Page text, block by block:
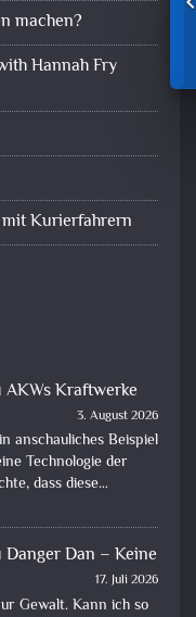
machen?
Hannah Fry
Kurierfahrern
AKWs Kraftwerke
3. August 2026
anschauliches Beispiel
Technologie der
dass diese…
Danger Dan – Keine
17. Juli 2026
Gewalt. Kann ich so